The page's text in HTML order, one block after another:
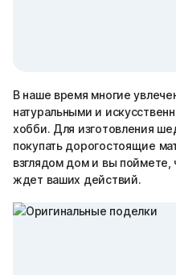
В наше время многие
натуральными и
хобби. Для изготовления
покупать дорогостоящие
взглядом дом и вы
ждет ваших действий.